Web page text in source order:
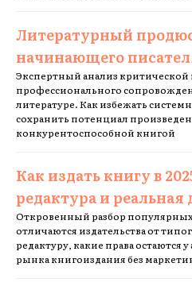
Литературный
начинающего
Экспертный анализ
профессионального
литературе. Как избежать
сохранить потенциал
конкурентоспособной книгой
Как издать книгу в
редактура и
Откровенный разбор популярных
отличаются издательства от
редактуру, какие права остаются
рынка книгоиздания без